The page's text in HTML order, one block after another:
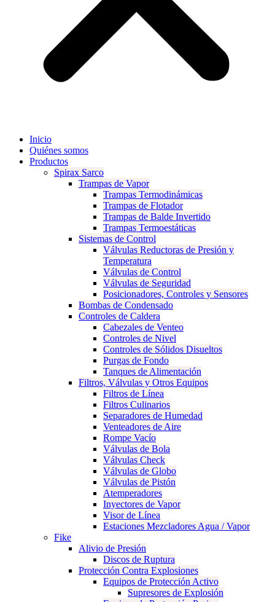
Inicio
Quiénes somos
Productos
Spirax Sarco
Trampas de Vapor
Trampas Termodinámicas
Trampas de Flotador
Trampas de Balde Invertido
Trampas Termoestáticas
Sistemas de Control
Válvulas Reductoras de Presión y
Temperatura
Válvulas de Control
Válvulas de Seguridad
Posicionadores, Controles y Sensores
Bombas de Condensado
Controles de Caldera
Cabezales de Venteo
Controles de Nivel
Controles de Sólidos Disueltos
Purgas de Fondo
Tanques de Alimentación
Filtros, Válvulas y Otros Equipos
Filtros de Línea
Filtros Culinarios
Separadores de Humedad
Venteadores de Aire
Rompe Vacío
Válvulas de Bola
Válvulas Check
Válvulas de Globo
Válvulas de Pistón
Atemperadores
Inyectores de Vapor
Visor de Línea
Estaciones Mezcladores Agua / Vapor
Fike
Alivio de Presión
Discos de Ruptura
Protección Contra Explosiones
Equipos de Protección Activo
Supresores de Explosión